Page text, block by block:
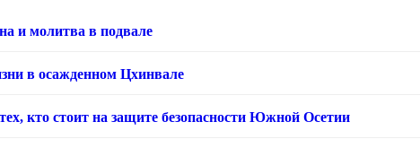
и молитва в подвале
в осажденном Цхинвале
кто стоит на защите безопасности Южной Осетии